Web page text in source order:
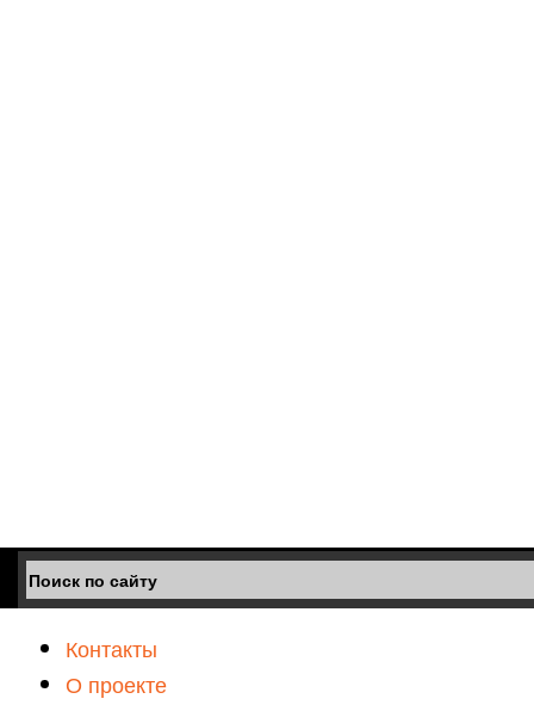
Контакты
О проекте